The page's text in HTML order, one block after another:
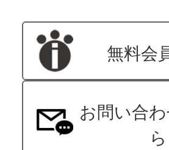
無料会
お問い合
ら